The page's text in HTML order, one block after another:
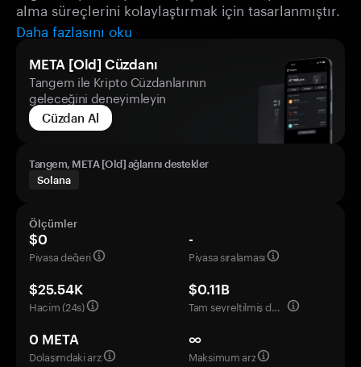
alma süreçlerini kolaylaştırmak için tasarlanmıştır.
Daha fazlasını oku
META [Old] Cüzdanı
Tangem ile Kripto Cüzdanlarının
geleceğini deneyimleyin
Cüzdan Al
Tangem, META [Old] ağlarını destekler
Solana
Ölçümler
$0
Piyasa değeri
-
Piyasa sıralaması
$25.54K
Hacim (24s)
$0.11B
Tam seyreltilmiş değerleme
0 META
Dolaşımdaki arz
∞
Maksimum arz